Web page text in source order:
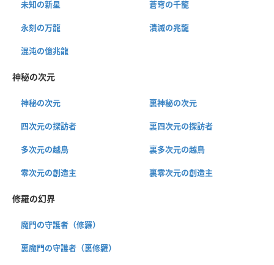
未知の新星 蒼穹の千龍
永刻の万龍 潰滅の兆龍
混沌の億兆龍
神秘の次元
神秘の次元 裏神秘の次元
四次元の探訪者 裏四次元の探訪者
多次元の越鳥 裏多次元の越鳥
零次元の創造主 裏零次元の創造主
修羅の幻界
魔門の守護者（修羅）
裏魔門の守護者（裏修羅）